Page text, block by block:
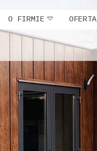
O FIRMIE OFERTA